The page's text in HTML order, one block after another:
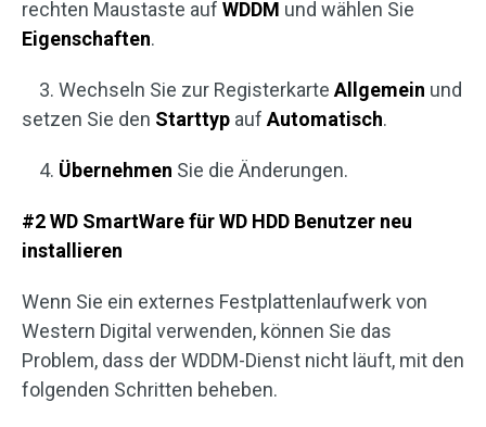
rechten Maustaste auf WDDM und wählen Sie
Eigenschaften.
3. Wechseln Sie zur Registerkarte Allgemein und
setzen Sie den Starttyp auf Automatisch.
4. Übernehmen Sie die Änderungen.
#2 WD SmartWare für WD HDD Benutzer neu
installieren
Wenn Sie ein externes Festplattenlaufwerk von
Western Digital verwenden, können Sie das
Problem, dass der WDDM-Dienst nicht läuft, mit den
folgenden Schritten beheben.